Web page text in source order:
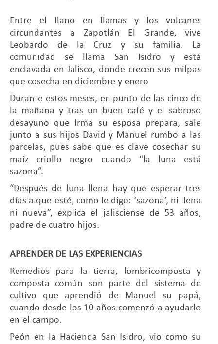
Entre el llano en llamas y los volcanes
circundantes a Zapotlán El Grande, vive
Leobardo de la Cruz y su familia. La
comunidad se llama San Isidro y está
enclavada en Jalisco, donde crecen sus milpas
que cosecha en diciembre y enero
Durante estos meses, en punto de las cinco de
la mañana y tras un buen café y el sabroso
desayuno que Irma su esposa prepara, sale
junto a sus hijos David y Manuel rumbo a las
parcelas, pues sabe que es clave cosechar su
maíz criollo negro cuando “la luna está
sazona”.
“Después de luna llena hay que esperar tres
días a que esté, como le digo: ‘sazona’, ni llena
ni nueva”, explica el jalisciense de 53 años,
padre de cuatro hijos.
APRENDER DE LAS EXPERIENCIAS
Remedios para la tierra, lombricomposta y
composta común son parte del sistema de
cultivo que aprendió de Manuel su papá,
cuando desde los 10 años comenzó a ayudarlo
en el campo.
Peón en la Hacienda San Isidro, vio como su